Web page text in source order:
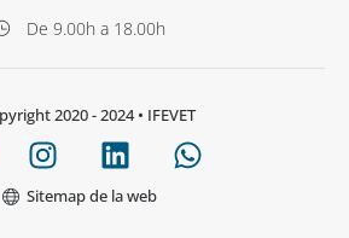
De 9.00h a 18.00h
2020 - 2024• IFEVET
Sitemap de la web